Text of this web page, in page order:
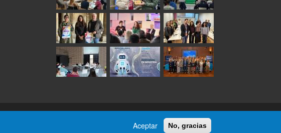
Aceptar No, gracias